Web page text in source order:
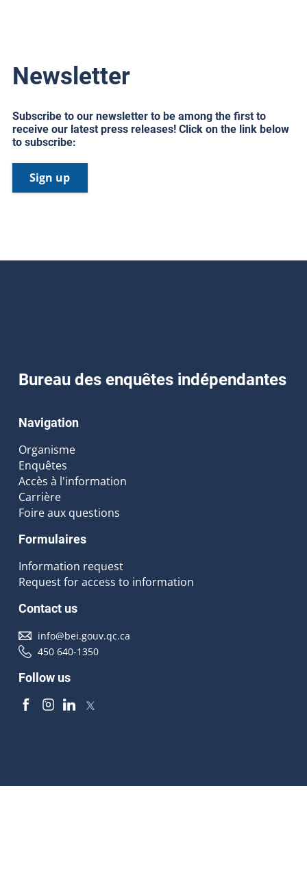
Newsletter
Subscribe to our newsletter to be among the first to
receive our latest press releases! Click on the link below
to subscribe:
Sign up
Bureau des enquêtes indépendantes
Navigation
Organisme
Enquêtes
Accès à l'information
Carrière
Foire aux questions
Formulaires
Information request
Request for access to information
Contact us
info@bei.gouv.qc.ca
450 640-1350
Follow us